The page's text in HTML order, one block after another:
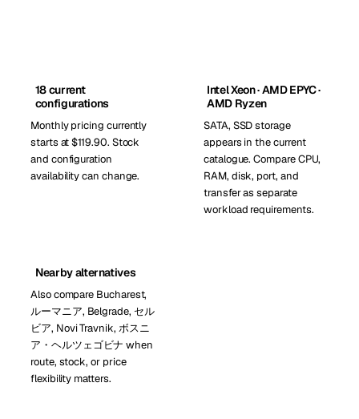
18 current
configurations
Monthly pricing currently
starts at $119.90. Stock
and configuration
availability can change.
Intel Xeon · AMD EPYC ·
AMD Ryzen
SATA, SSD storage
appears in the current
catalogue. Compare CPU,
RAM, disk, port, and
transfer as separate
workload requirements.
Nearby alternatives
Also compare Bucharest,
ルーマニア, Belgrade, セル
ビア, Novi Travnik, ボスニ
ア・ヘルツェゴビナ when
route, stock, or price
flexibility matters.